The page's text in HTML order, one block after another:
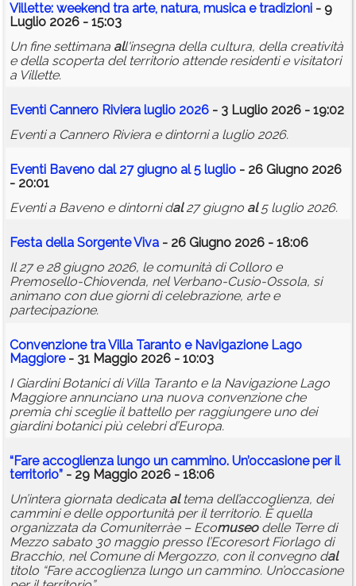
Villette: weekend tra arte, natura, musica e tradizioni - 9
Luglio 2026 - 15:03
Un fine settimana all'insegna della cultura, della creatività
e della scoperta del territorio attende residenti e visitatori
a Villette.
Eventi Cannero Riviera luglio 2026 - 3 Luglio 2026 - 19:02
Eventi a Cannero Riviera e dintorni a luglio 2026.
Eventi Baveno dal27 giugno al5 luglio - 26 Giugno 2026
- 20:01
Eventi a Baveno e dintorni dal27 giugno al5 luglio 2026.
Festa della Sorgente Viva - 26 Giugno 2026 - 18:06
Il 27 e 28 giugno 2026, le comunità di Colloro e
Premosello-Chiovenda, nel Verbano-Cusio-Ossola, si
animano con due giorni di celebrazione, arte e
partecipazione.
Convenzione tra Villa Taranto e Navigazione Lago
Maggiore- 31 Maggio 2026 - 10:03
I Giardini Botanici di Villa Taranto e la Navigazione Lago
Maggiore annunciano una nuova convenzione che
premia chi sceglie il battello per raggiungere uno dei
giardini botanici più celebri d’Europa.
“Fare accoglienza lungo un cammino. Un’occasione per il
territorio” - 29 Maggio 2026 - 18:06
Un’intera giornata dedicata altema dell’accoglienza, dei
cammini e delle opportunità per il territorio. È quella
organizzata da Comuniterràe – Ecomuseodelle Terre di
Mezzo sabato 30 maggio presso l’Ecoresort Fiorlago di
Bracchio, nel Comune di Mergozzo, con il convegno dal
titolo “Fare accoglienza lungo un cammino. Un’occasione